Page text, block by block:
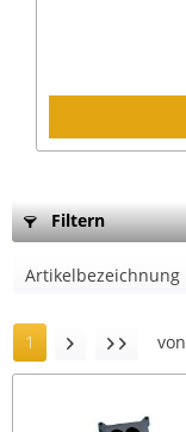
Filtern
1 von